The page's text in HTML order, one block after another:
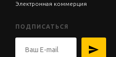
Электронная коммерция
ПОДПИСАТЬСЯ